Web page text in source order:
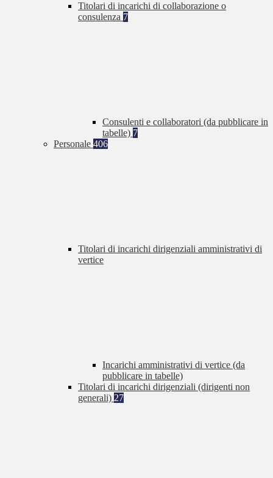
Titolari di incarichi di collaborazione o
consulenza 7
Consulenti e collaboratori (da pubblicare in
tabelle) 7
Personale 406
Titolari di incarichi dirigenziali amministrativi di
vertice
Incarichi amministrativi di vertice (da
pubblicare in tabelle)
Titolari di incarichi dirigenziali (dirigenti non
generali) 27